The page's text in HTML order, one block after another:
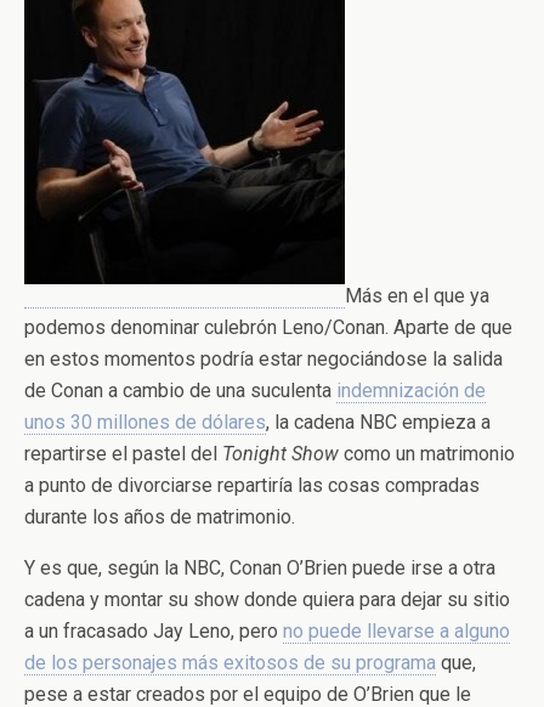
Más en el que ya
podemos denominar culebrón Leno/Conan. Aparte de que
en estos momentos podría estar negociándose la salida
de Conan a cambio de una suculenta indemnización de
unos 30 millones de dólares, la cadena NBC empieza a
repartirse el pastel del Tonight Show como un matrimonio
a punto de divorciarse repartiría las cosas compradas
durante los años de matrimonio.
Y es que, según la NBC, Conan O’Brien puede irse a otra
cadena y montar su show donde quiera para dejar su sitio
a un fracasado Jay Leno, pero no puede llevarse a alguno
de los personajes más exitosos de su programa que,
pese a estar creados por el equipo de O’Brien que le